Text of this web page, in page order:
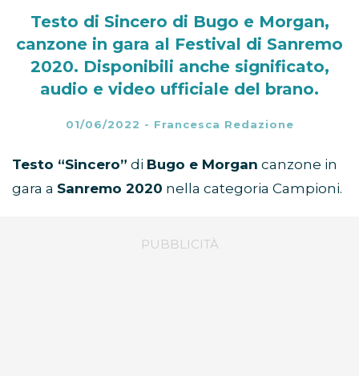
Testo di Sincero di Bugo e Morgan,
canzone in gara al Festival di Sanremo
2020. Disponibili anche significato,
audio e video ufficiale del brano.
01/06/2022 - Francesca Redazione
Testo “Sincero” di Bugo e Morgan canzone in
gara a Sanremo 2020 nella categoria Campioni.